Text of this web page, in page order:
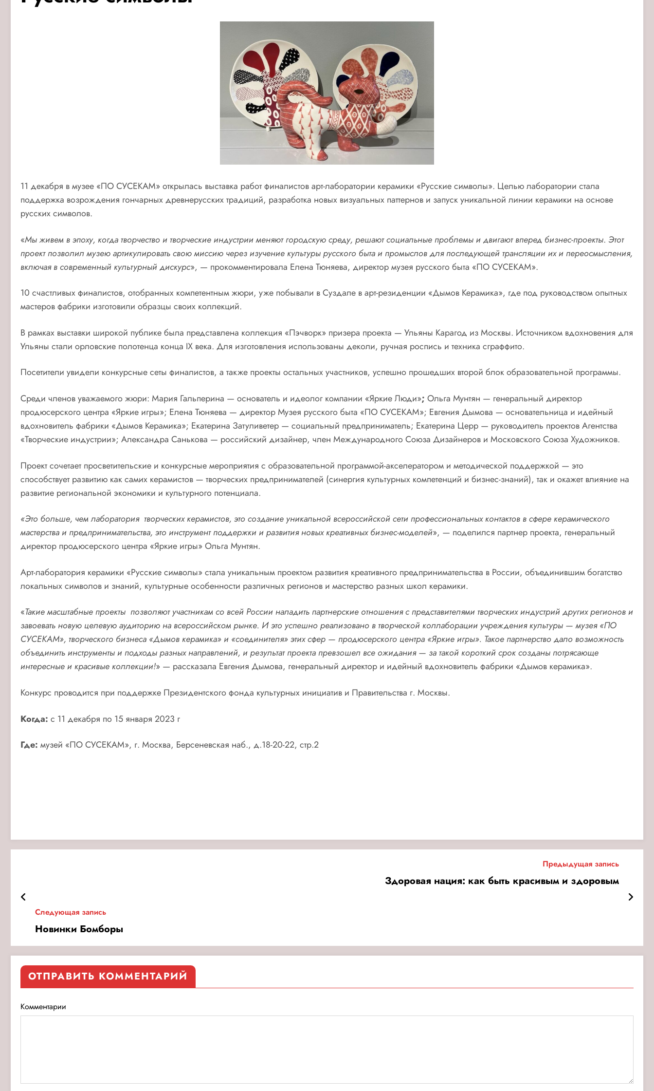
11 декабря в музее «ПО СУСЕКАМ» открылась выставка работ финалистов арт-лаборатории керамики «Русские символы». Целью лаборатории стала
поддержка возрождения гончарных древнерусских традиций, разработка новых визуальных паттернов и запуск уникальной линии керамики на основе
русских символов.
«Мы живем в эпоху, когда творчество и творческие индустрии меняют городскую среду, решают социальные проблемы и двигают вперед бизнес-проекты. Этот
проект позволил музею артикулировать свою миссию через изучение культуры русского быта и промыслов для последующей трансляции их и переосмысления,
включая в современный культурный дискурс», — прокомментировала Елена Тюняева, директор музея русского быта «ПО СУСЕКАМ».
10 счастливых финалистов, отобранных компетентным жюри, уже побывали в Суздале в арт-резиденции «Дымов Керамика», где под руководством опытных
мастеров фабрики изготовили образцы своих коллекций.
В рамках выставки широкой публике была представлена коллекция «Пэчворк» призера проекта — Ульяны Карагод из Москвы. Источником вдохновения для
Ульяны стали орловские полотенца конца IX века. Для изготовления использованы деколи, ручная роспись и техника сграффито.
Посетители увидели конкурсные сеты финалистов, а также проекты остальных участников, успешно прошедших второй блок образовательной программы.
Среди членов уважаемого жюри: Мария Гальперина — основатель и идеолог компании «Яркие Люди»; Ольга Мунтян — генеральный директор
продюсерского центра «Яркие игры»; Елена Тюняева — директор Музея русского быта «ПО СУСЕКАМ»; Евгения Дымова — основательница и идейный
вдохновитель фабрики «Дымов Керамика»; Екатерина Затуливетер — социальный предприниматель; Екатерина Церр — руководитель проектов Агентства
«Творческие индустрии»; Александра Санькова — российский дизайнер, член Международного Союза Дизайнеров и Московского Союза Художников.
Проект сочетает просветительские и конкурсные мероприятия с образовательной программой-акселератором и методической поддержкой — это
способствует развитию как самих керамистов — творческих предпринимателей (синергия культурных компетенций и бизнес-знаний), так и окажет влияние на
развитие региональной экономики и культурного потенциала.
«Это больше, чем лаборатория творческих керамистов, это создание уникальной всероссийской сети профессиональных контактов в сфере керамического
мастерства и предпринимательства, это инструмент поддержки и развития новых креативных бизнес-моделей», — поделился партнер проекта, генеральный
директор продюсерского центра «Яркие игры» Ольга Мунтян.
Арт-лаборатория керамики «Русские символы» стала уникальным проектом развития креативного предпринимательства в России, объединившим богатство
локальных символов и знаний, культурные особенности различных регионов и мастерство разных школ керамики.
«Такие масштабные проекты позволяют участникам со всей России наладить партнерские отношения с представителями творческих индустрий других регионов и
завоевать новую целевую аудиторию на всероссийском рынке. И это успешно реализовано в творческой коллаборации учреждения культуры — музея «ПО
СУСЕКАМ», творческого бизнеса «Дымов керамика» и «соединителя» этих сфер — продюсерского центра «Яркие игры». Такое партнерство дало возможность
объединить инструменты и подходы разных направлений, и результат проекта превзошел все ожидания — за такой короткий срок созданы потрясающе
интересные и красивые коллекции!» — рассказала Евгения Дымова, генеральный директор и идейный вдохновитель фабрики «Дымов керамика».
Конкурс проводится при поддержке Президентского фонда культурных инициатив и Правительства г. Москвы.
Когда: с 11 декабря по 15 января 2023 г
Где: музей «ПО СУСЕКАМ», г. Москва, Берсеневская наб., д.18-20-22, стр.2
Предыдущая запись
Здоровая нация: как быть красивым и здоровым
Следующая запись
Новинки Бомборы
ОТПРАВИТЬ КОММЕНТАРИЙ
Комментарии